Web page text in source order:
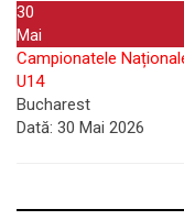
30
Mai
Campionatele
U14
Bucharest
Dată: 30 Mai 2026